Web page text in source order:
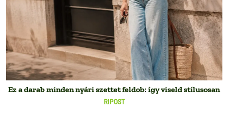
RIPOST
Ez a darab minden nyári szettet feldob: így viseld stílusosan